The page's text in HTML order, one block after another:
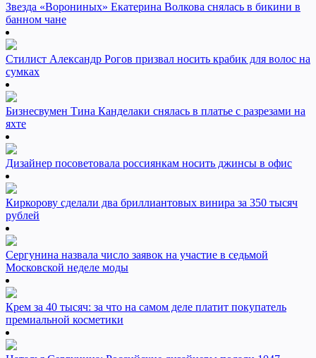
Звезда «Ворониных» Екатерина Волкова снялась в бикини в
банном чане
Стилист Александр Рогов призвал носить крабик для волос на
сумках
Бизнесвумен Тина Канделаки снялась в платье с разрезами на
яхте
Дизайнер посоветовала россиянкам носить джинсы в офис
Киркорову сделали два бриллиантовых винира за 350 тысяч
рублей
Сергунина назвала число заявок на участие в седьмой
Московской неделе моды
Крем за 40 тысяч: за что на самом деле платит покупатель
премиальной косметики